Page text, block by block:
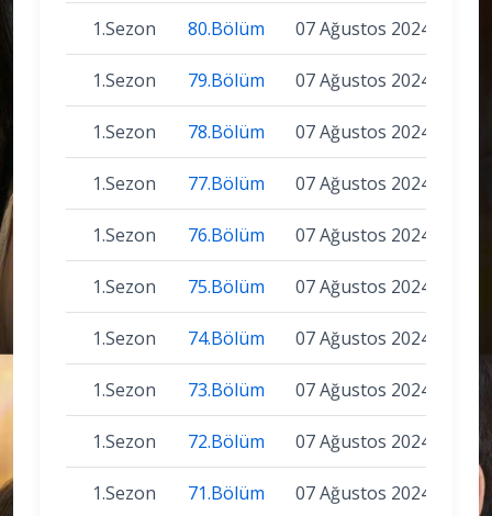
1.Sezon 80.Bölüm 07 Ağustos 2024
1.Sezon 79.Bölüm 07 Ağustos 2024
1.Sezon 78.Bölüm 07 Ağustos 2024
1.Sezon 77.Bölüm 07 Ağustos 2024
1.Sezon 76.Bölüm 07 Ağustos 2024
1.Sezon 75.Bölüm 07 Ağustos 2024
1.Sezon 74.Bölüm 07 Ağustos 2024
1.Sezon 73.Bölüm 07 Ağustos 2024
1.Sezon 72.Bölüm 07 Ağustos 2024
1.Sezon 71.Bölüm 07 Ağustos 2024